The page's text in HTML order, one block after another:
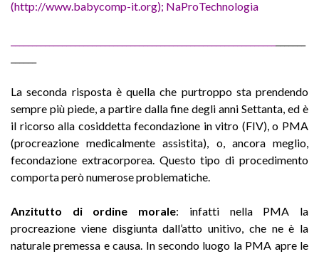
(http://www.babycomp-it.org); NaProTechnologia
La seconda risposta è quella che purtroppo sta prendendo
sempre più piede, a partire dalla fine degli anni Settanta, ed è
il ricorso alla cosiddetta fecondazione in vitro (FIV), o PMA
(procreazione medicalmente assistita), o, ancora meglio,
fecondazione extracorporea. Questo tipo di procedimento
comporta però numerose problematiche.
Anzitutto di ordine morale: infatti nella PMA la
procreazione viene disgiunta dall’atto unitivo, che ne è la
naturale premessa e causa. In secondo luogo la PMA apre le